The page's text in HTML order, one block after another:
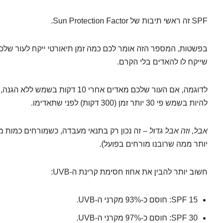
SPF זה ראשי תיבות של Sun Protection Factor.
בפשטות, המספר הזה אומר לכם כמה זמן תיאורטי ייקח לעור
שייקח לו להאדים בלי הקרם.
להיות בשמש פי 30 יותר זמן (300 דקות) לפני שתאדימו.
אבל, וזה אבל גדול
יותר ממה שרובנו מורחים בפועל).
חשוב יותר להבין את אחוז חסימת קרינת ה-UVB:
SPF 15: חוסם כ-93% מקרני ה-UVB.
SPF 30: חוסם כ-97% מקרני ה-UVB.